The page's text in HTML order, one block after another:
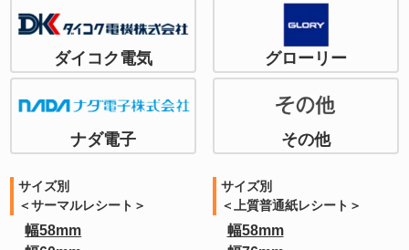
ダイコク電気 グローリー
ナダ電子 その他
サイズ別
＜サーマルレシート＞
幅58mm
サイズ別
＜上質普通紙レシート＞
幅58mm